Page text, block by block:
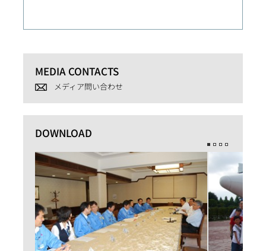
MEDIA CONTACTS
メディア問い合わせ
DOWNLOAD